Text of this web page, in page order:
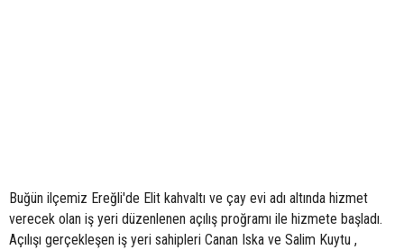
Buğün ilçemiz Ereğli'de Elit kahvaltı ve çay evi adı altında hizmet
verecek olan iş yeri düzenlenen açılış proğramı ile hizmete başladı.
Açılışı gerçekleşen iş yeri sahipleri Canan Iska ve Salim Kuytu ,